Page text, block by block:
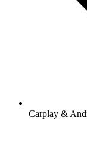
Carplay &